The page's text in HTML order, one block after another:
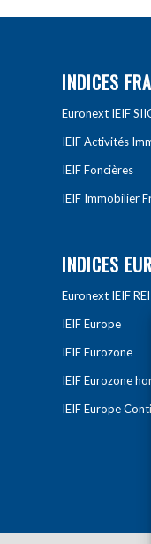
INDICES
Euronext IEIF
IEIF Activités
IEIF Foncières
IEIF Immobilier
INDICES
Euronext IEIF
IEIF Europe
IEIF Eurozone
IEIF Eurozone
IEIF Europe